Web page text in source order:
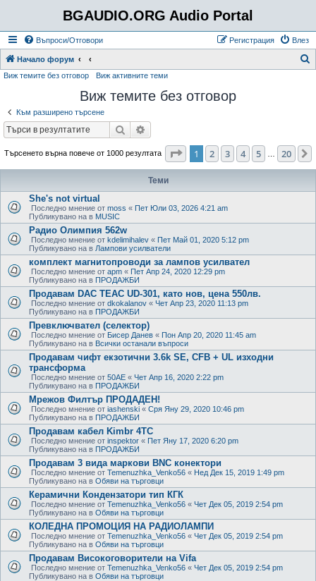
BGAUDIO.ORG Audio Portal
Въпроси/Отговори Влез
Регистрация
Начало форум
е
Виж темите без отговор Виж активните теми
Виж темите без отговор
Към разширено търсене
Търсене
Търсенето върна повече от 1000 резултата Страница от 20
1 2 3 4 5 20
Теми
She's not virtual
Последно мнение от moss « Пет Юли 03, 2026 4:21 am
Публикувано на в MUSIC
Радио Олимпия 562w
Последно мнение от kdelimihalev « Пет Май 01, 2020 5:12 pm
Публикувано на в Лампови усилватели
комплект магнитопроводи за лампов усилвател
Последно мнение от apm « Пет Апр 24, 2020 12:29 pm
Публикувано на в ПРОДАЖБИ
Продавам DAC TEAC UD-301, като нов, цена 550лв.
Последно мнение от dkokalanov « Чет Апр 23, 2020 11:13 pm
Публикувано на в ПРОДАЖБИ
Превключвател (селектор)
Последно мнение от Бисер Данев « Пон Апр 20, 2020 11:45 am
Публикувано на в Всички останали въпроси
Продавам чифт екзотични 3.6k SE, CFB + UL изходни
трансформа
Последно мнение от 50AE « Чет Апр 16, 2020 2:22 pm
Публикувано на в ПРОДАЖБИ
Мрежов Филтър ПРОДАДЕН!
Последно мнение от iashenski « Сря Яну 29, 2020 10:46 pm
Публикувано на в ПРОДАЖБИ
Продавам кабел Kimbr 4TC
Последно мнение от inspektor « Пет Яну 17, 2020 6:20 pm
Публикувано на в ПРОДАЖБИ
Продавам 3 вида маркови BNC конектори
Последно мнение от Temenuzhka_Venko56 « Нед Дек 15, 2019 1:49 pm
Публикувано на в Обяви на търговци
Керамични Кондензатори тип КГК
Последно мнение от Temenuzhka_Venko56 « Чет Дек 05, 2019 2:54 pm
Публикувано на в Обяви на търговци
КОЛЕДНА ПРОМОЦИЯ НА РАДИОЛАМПИ
Последно мнение от Temenuzhka_Venko56 « Чет Дек 05, 2019 2:54 pm
Публикувано на в Обяви на търговци
Продавам Високоговорители на Vifa
Последно мнение от Temenuzhka_Venko56 « Чет Дек 05, 2019 2:54 pm
Публикувано на в Обяви на търговци